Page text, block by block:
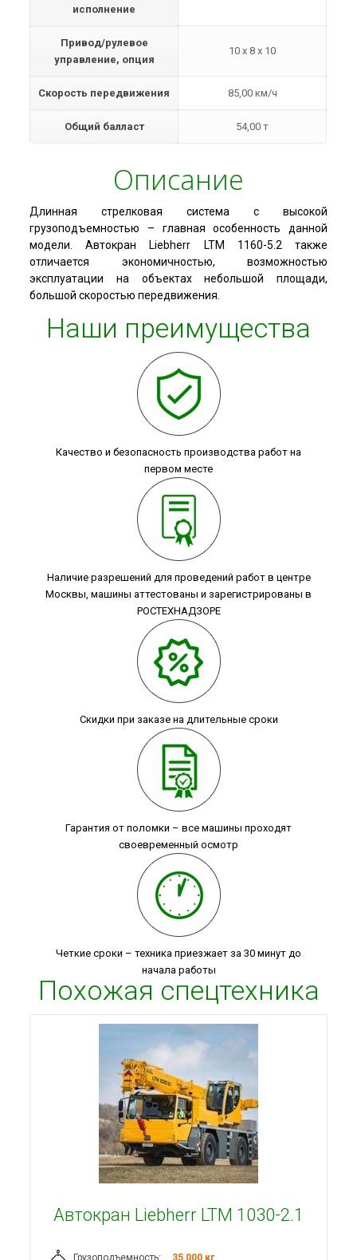
исполнение
Привод/рулевое
управление, опция
10 x 8 x 10
Скорость передвижения 85,00 км/ч
Общий балласт 54,00 т
Описание
Длинная стрелковая система с высокой
грузоподъемностью – главная особенность данной
модели. Автокран Liebherr LTM 1160-5.2 также
отличается экономичностью, возможностью
эксплуатации на объектах небольшой площади,
большой скоростью передвижения.
Наши преимущества
Качество и безопасность производства работ на
первом месте
Наличие разрешений для проведений работ в центре
Москвы, машины аттестованы и зарегистрированы в
РОСТЕХНАДЗОРЕ
Скидки при заказе на длительные сроки
Гарантия от поломки – все машины проходят
своевременный осмотр
Четкие сроки – техника приезжает за 30 минут до
начала работы
Похожая спецтехника
Автокран Liebherr LTM 1030-2.1